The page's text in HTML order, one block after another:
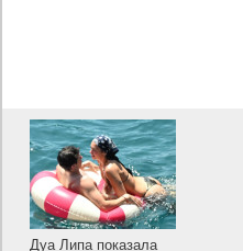
Дуа Липа показала